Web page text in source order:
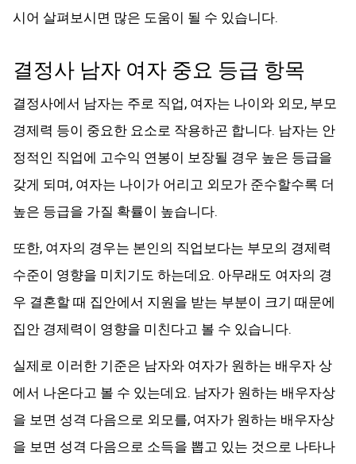
시어 살펴보시면 많은 도움이 될 수 있습니다.
결정사 남자 여자 중요 등급 항목
결정사에서 남자는 주로 직업, 여자는 나이와 외모, 부모
경제력 등이 중요한 요소로 작용하곤 합니다. 남자는 안
정적인 직업에 고수익 연봉이 보장될 경우 높은 등급을
갖게 되며, 여자는 나이가 어리고 외모가 준수할수록 더
높은 등급을 가질 확률이 높습니다.
또한, 여자의 경우는 본인의 직업보다는 부모의 경제력
수준이 영향을 미치기도 하는데요. 아무래도 여자의 경
우 결혼할 때 집안에서 지원을 받는 부분이 크기 때문에
집안 경제력이 영향을 미친다고 볼 수 있습니다.
실제로 이러한 기준은 남자와 여자가 원하는 배우자 상
에서 나온다고 볼 수 있는데요. 남자가 원하는 배우자상
을 보면 성격 다음으로 외모를, 여자가 원하는 배우자상
을 보면 성격 다음으로 소득을 뽑고 있는 것으로 나타나